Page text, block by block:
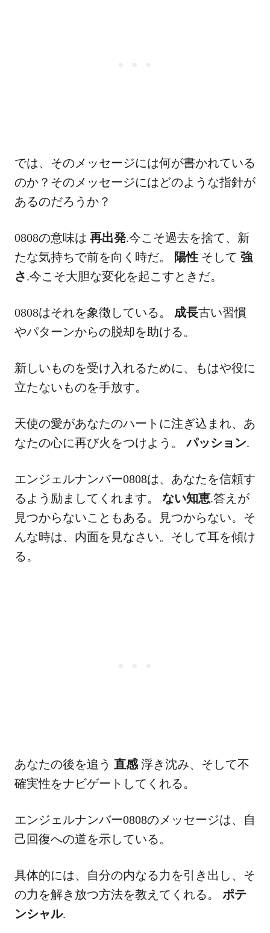
では、そのメッセージには何が書かれている
のか？そのメッセージにはどのような指針が
あるのだろうか？
0808の意味は 再出発.今こそ過去を捨て、新
たな気持ちで前を向く時だ。
陽性 そして 強
さ.今こそ大胆な変化を起こすときだ。
0808はそれを象徴している。 成長古い習慣
やパターンからの脱却を助ける。
新しいものを受け入れるために、もはや役に
立たないものを手放す。
天使の愛があなたのハートに注ぎ込まれ、あ
なたの心に再び火をつけよう。パッション.
エンジェルナンバー0808は、あなたを信頼す
るよう励ましてくれます。
ない知恵.答えが
見つからないこともある。見つからない。そ
んな時は、内面を見なさい。そして耳を傾け
る。
あなたの後を追う 直感浮き沈み、そして不
確実性をナビゲートしてくれる。
エンジェルナンバー0808のメッセージは、自
己回復への道を示している。
具体的には、自分の内なる力を引き出し、そ
の力を解き放つ方法を教えてくれる。 ポテ
ンシャル.